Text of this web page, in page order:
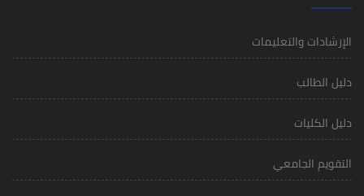
الإرشادات والتعليمات
دليل الطالب
دليل الكليات
التقويم الجامعي